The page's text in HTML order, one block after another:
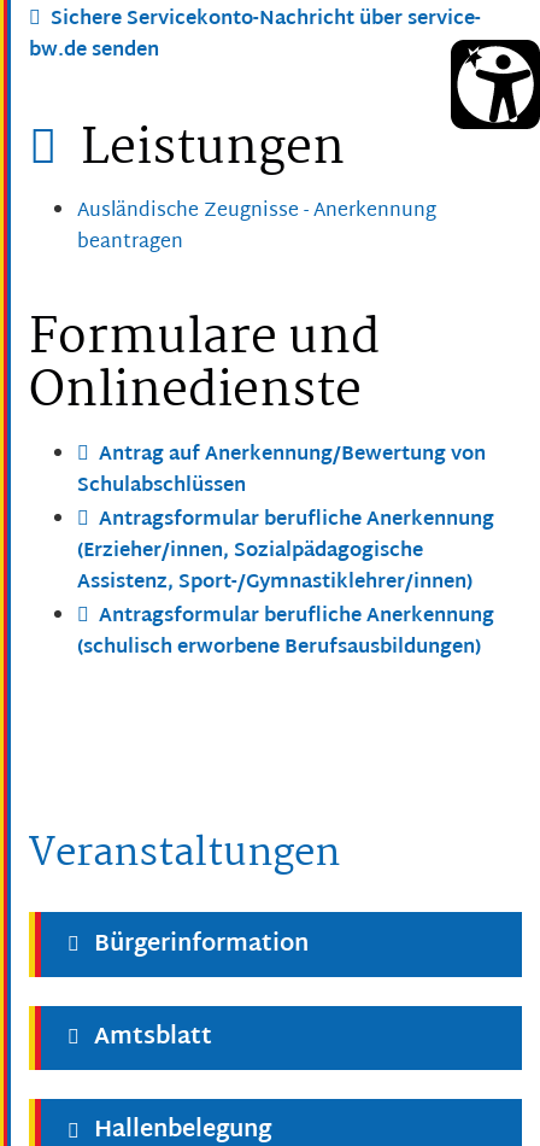
Sichere Servicekonto-Nachricht über service-
bw.de senden
Leistungen
Ausländische Zeugnisse - Anerkennung
beantragen
Formulare und
Onlinedienste
Antrag auf Anerkennung/Bewertung von
Schulabschlüssen
Antragsformular berufliche Anerkennung
(Erzieher/innen, Sozialpädagogische
Assistenz, Sport-/Gymnastiklehrer/innen)
Antragsformular berufliche Anerkennung
(schulisch erworbene Berufsausbildungen)
Veranstaltungen
Bürgerinformation
Amtsblatt
Hallenbelegung